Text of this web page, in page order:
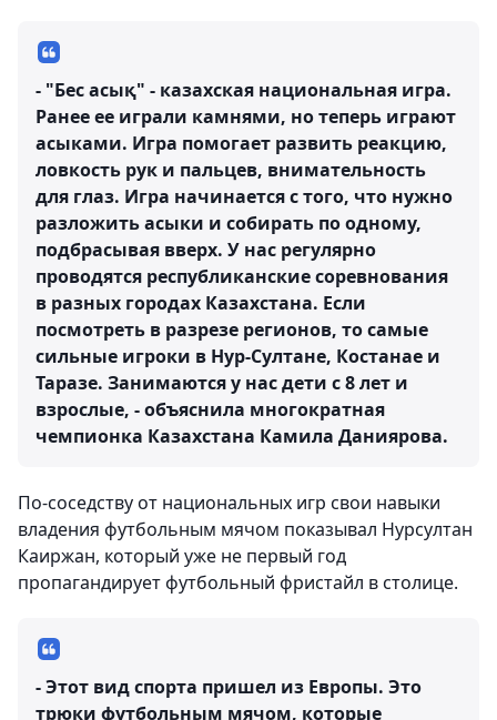
- "Бес асық" - казахская национальная игра.
Ранее ее играли камнями, но теперь играют
асыками. Игра помогает развить реакцию,
ловкость рук и пальцев, внимательность
для глаз. Игра начинается с того, что нужно
разложить асыки и собирать по одному,
подбрасывая вверх. У нас регулярно
проводятся республиканские соревнования
в разных городах Казахстана. Если
посмотреть в разрезе регионов, то самые
сильные игроки в Нур-Султане, Костанае и
Таразе. Занимаются у нас дети с 8 лет и
взрослые, - объяснила многократная
чемпионка Казахстана Камила Даниярова.
По-соседству от национальных игр свои навыки
владения футбольным мячом показывал Нурсултан
Каиржан, который уже не первый год
пропагандирует футбольный фристайл в столице.
- Этот вид спорта пришел из Европы. Это
трюки футбольным мячом, которые